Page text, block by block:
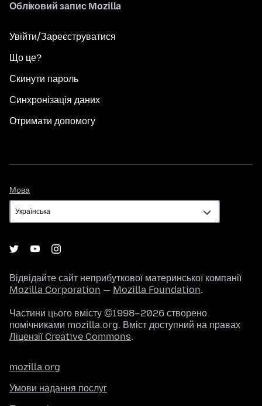
Обліковий запис Mozilla
Увійти/Зареєструватися
Що це?
Скинути пароль
Синхронізація даних
Отримати допомогу
Мова
Відвідайте сайт неприбуткової материнської компанії
Mozilla Corporation — Mozilla Foundation.
Частини цього вмісту ©1998–2026 створено
помічниками mozilla.org. Вміст доступний на правах
Ліцензії Creative Commons.
mozilla.org
Умови надання послуг